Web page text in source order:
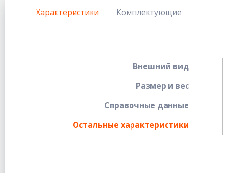
Характеристики Комплектующие
Внешний вид
Размер и вес
Справочные данные
Остальные характеристики